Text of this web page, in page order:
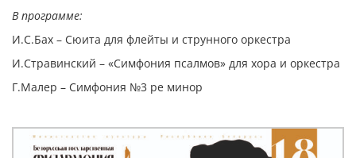
В программе:
И.С.Бах – Сюита для флейты и струнного оркестра
И.Стравинский – «Симфония псалмов» для хора и оркестра
Г.Малер – Симфония №3 ре минор